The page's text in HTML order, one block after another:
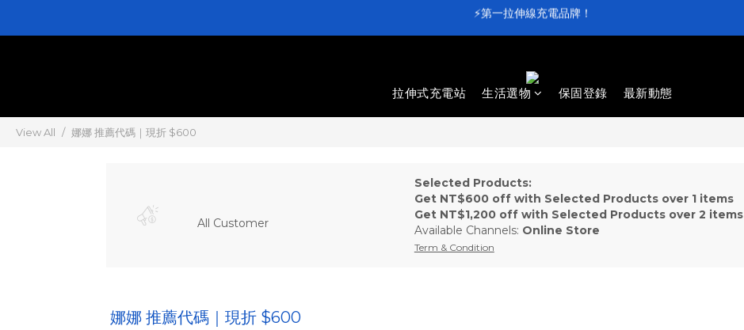
⚡第一拉伸線充電品牌！
⚡第一拉伸線充電品牌！
滿 $4,000 即享免運
拉伸式充電站 生活選物 保固登錄 最新動態
View All 娜娜 推薦代碼｜現折 $600
All Customer
Selected Products:
Get NT$600 off with Selected Products over 1 items
Get NT$1,200 off with Selected Products over 2 items
Available Channels: Online Store
Term & Condition
娜娜 推薦代碼｜現折 $600